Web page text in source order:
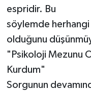
espridir. Bu
söylemde herhangi
olduğunu
"Psikoloji Mezunu
Kurdum"
Sorgunun